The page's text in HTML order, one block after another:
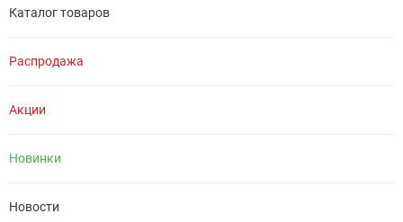
Каталог товаров
Распродажа
Акции
Новинки
Новости